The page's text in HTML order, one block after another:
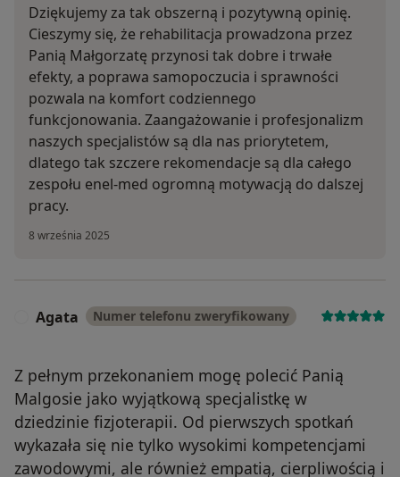
Dziękujemy za tak obszerną i pozytywną opinię.
Cieszymy się, że rehabilitacja prowadzona przez
Panią Małgorzatę przynosi tak dobre i trwałe
efekty, a poprawa samopoczucia i sprawności
pozwala na komfort codziennego
funkcjonowania. Zaangażowanie i profesjonalizm
naszych specjalistów są dla nas priorytetem,
dlatego tak szczere rekomendacje są dla całego
zespołu enel-med ogromną motywacją do dalszej
pracy.
8 września 2025
Agata Numer telefonu zweryfikowany
Z pełnym przekonaniem mogę polecić Panią
Malgosie jako wyjątkową specjalistkę w
dziedzinie fizjoterapii. Od pierwszych spotkań
wykazała się nie tylko wysokimi kompetencjami
zawodowymi, ale również empatią, cierpliwością i